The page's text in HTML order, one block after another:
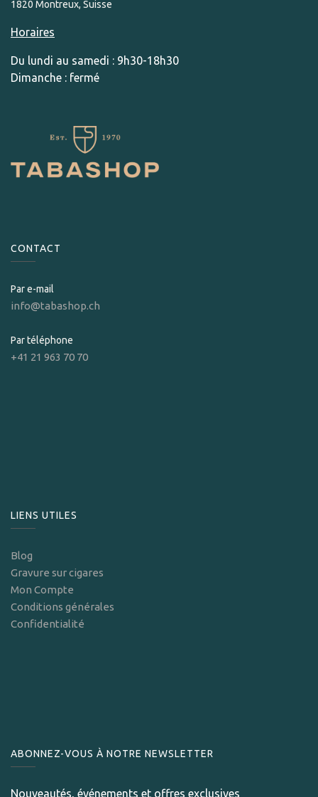
1820 Montreux, Suisse
Horaires
Du lundi au samedi : 9h30-18h30
Dimanche : fermé
CONTACT
Par e-mail
info@tabashop.ch
Par téléphone
+41 21 963 70 70
LIENS UTILES
Blog
Gravure sur cigares
Mon Compte
Conditions générales
Confidentialité
ABONNEZ-VOUS À NOTRE NEWSLETTER
Nouveautés, événements et offres exclusives